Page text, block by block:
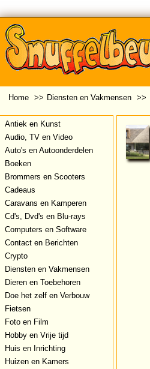
Home >> Diensten en Vakmensen >>
Antiek en Kunst
Audio, TV en Video
Auto's en Autoonderdelen
Boeken
Brommers en Scooters
Cadeaus
Caravans en Kamperen
Cd's, Dvd's en Blu-rays
Computers en Software
Contact en Berichten
Crypto
Diensten en Vakmensen
Dieren en Toebehoren
Doe het zelf en Verbouw
Fietsen
Foto en Film
Hobby en Vrije tijd
Huis en Inrichting
Huizen en Kamers